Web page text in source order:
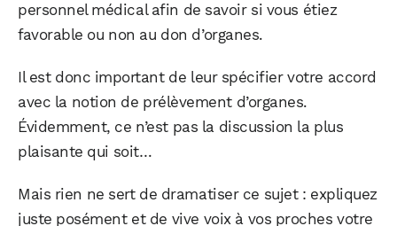
personnel médical afin de savoir si vous étiez
favorable ou non au don d’organes.
Il est donc important de leur spécifier votre accord
avec la notion de prélèvement d’organes.
Évidemment, ce n’est pas la discussion la plus
plaisante qui soit…
Mais rien ne sert de dramatiser ce sujet : expliquez
juste posément et de vive voix à vos proches votre